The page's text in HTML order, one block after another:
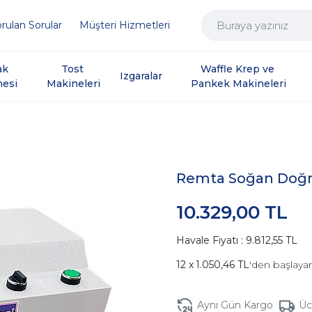
Sorular Müşteri Hizmetleri
Tost
Makineleri
Izgaralar
Waffle Krep ve
Pankek Makineleri
Remta Soğan
10.329,00 TL
Havale Fiyatı : 9.812,55 TL
1.050,46 TL'den
Aynı Gün Kargo